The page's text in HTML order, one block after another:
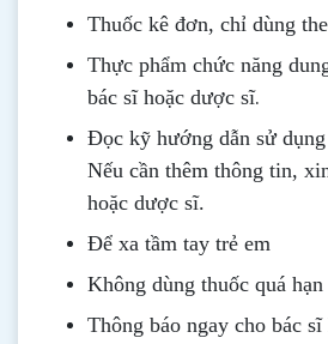
Thuốc kê đơn, chỉ dùng
Thực phẩm chức năng
bác sĩ hoặc dược sĩ.
Đọc kỹ hướng dẫn sử
Nếu cần thêm thông tin,
hoặc dược sĩ.
Để xa tầm tay trẻ em
Không dùng thuốc quá
Thông báo ngay cho bác